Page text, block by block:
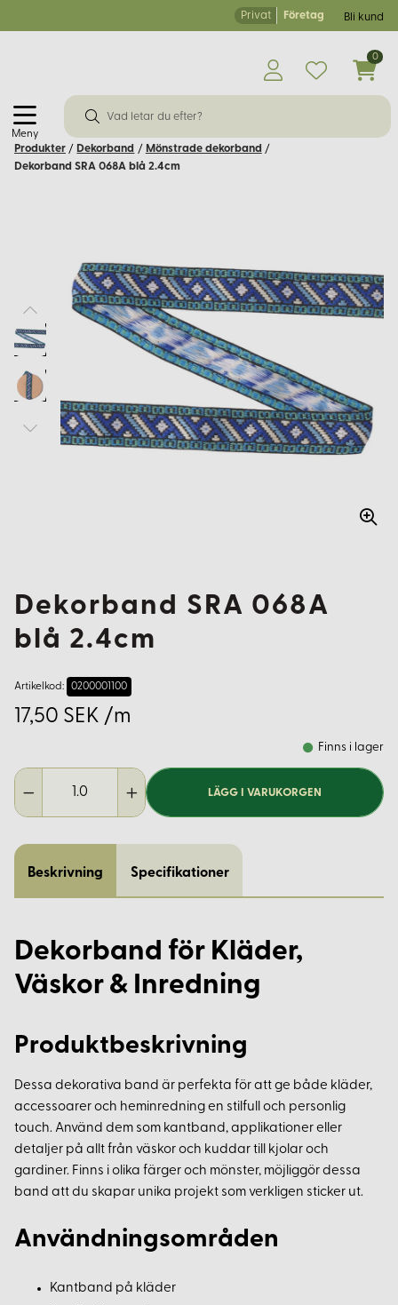
Privat Företag Bli kund
Meny
0
Produkter / Dekorband / Mönstrade dekorband /
Dekorband SRA 068A blå 2.4cm
Dekorband SRA 068A
blå 2.4cm
Artikelkod: 0200001100
17,50 SEK /m
Finns i lager
LÄGG I VARUKORGEN
Beskrivning Specifikationer
Dekorband för Kläder,
Väskor & Inredning
Produktbeskrivning
Dessa dekorativa band är perfekta för att ge både kläder,
accessoarer och heminredning en stilfull och personlig
touch. Använd dem som kantband, applikationer eller
detaljer på allt från väskor och kuddar till kjolar och
gardiner. Finns i olika färger och mönster, möjliggör dessa
band att du skapar unika projekt som verkligen sticker ut.
Användningsområden
Kantband på kläder